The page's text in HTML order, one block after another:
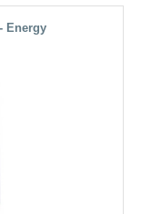
Energy